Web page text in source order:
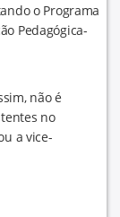
o Programa
Pedagógica-
não é
no
a vice-